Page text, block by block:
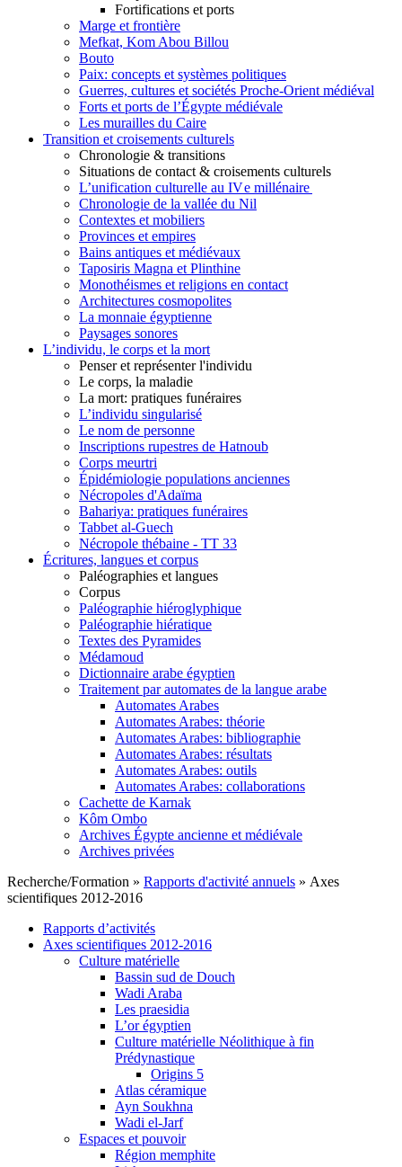
Fortifications et ports
Marge et frontière
Mefkat, Kom Abou Billou
Bouto
Paix: concepts et systèmes politiques
Guerres, cultures et sociétés Proche-Orient médiéval
Forts et ports de l’Égypte médiévale
Les murailles du Caire
Transition et croisements culturels
Chronologie & transitions
Situations de contact & croisements culturels
L’unification culturelle au IV e millénaire
Chronologie de la vallée du Nil
Contextes et mobiliers
Provinces et empires
Bains antiques et médiévaux
Taposiris Magna et Plinthine
Monothéismes et religions en contact
Architectures cosmopolites
La monnaie égyptienne
Paysages sonores
L’individu, le corps et la mort
Penser et représenter l'individu
Le corps, la maladie
La mort: pratiques funéraires
L’individu singularisé
Le nom de personne
Inscriptions rupestres de Hatnoub
Corps meurtri
Épidémiologie populations anciennes
Nécropoles d'Adaïma
Bahariya: pratiques funéraires
Tabbet al-Guech
Nécropole thébaine - TT 33
Écritures, langues et corpus
Paléographies et langues
Corpus
Paléographie hiéroglyphique
Paléographie hiératique
Textes des Pyramides
Médamoud
Dictionnaire arabe égyptien
Traitement par automates de la langue arabe
Automates Arabes
Automates Arabes: théorie
Automates Arabes: bibliographie
Automates Arabes: résultats
Automates Arabes: outils
Automates Arabes: collaborations
Cachette de Karnak
Kôm Ombo
Archives Égypte ancienne et médiévale
Archives privées
Recherche/Formation » Rapports d'activité annuels » Axes
scientifiques 2012-2016
Rapports d’activités
Axes scientifiques 2012-2016
Culture matérielle
Bassin sud de Douch
Wadi Araba
Les praesidia
L’or égyptien
Culture matérielle Néolithique à fin
Prédynastique
Origins 5
Atlas céramique
Ayn Soukhna
Wadi el-Jarf
Espaces et pouvoir
Région memphite